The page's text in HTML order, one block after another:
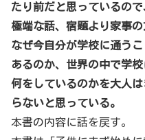
たり前だと思っているの
極端な話、宿題より家事
なぜ今自分が学校に通う
あるのか、世界の中で学
何をしているのかを大人
らないと思っている。
本書の内容に話を戻す。